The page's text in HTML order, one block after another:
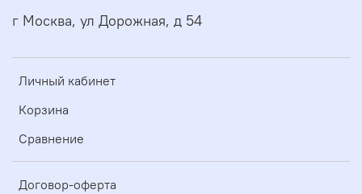
Личный кабинет
Корзина
Сравнение
Договор-оферта
г Москва, ул Дорожная, д 54